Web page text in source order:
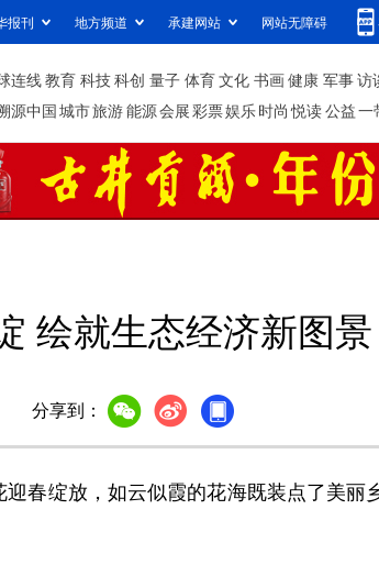
报刊 地方频道 承建网站 网站无障碍
连线教育 科技科创 量子 体育文化 书画健康 军事访
源中国城市旅游能源会展彩票娱乐时尚 悦读公益一
绘就生态经济新图景
分享到：
绽放，如云似霞的花海既装点了美丽